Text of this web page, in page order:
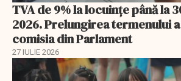
TVA de 9% la locuințe până la
2026. Prelungirea termenului
comisia din Parlament
27 IULIE 2026